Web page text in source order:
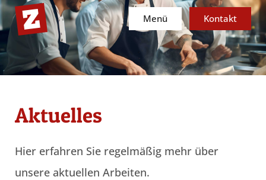
Menü Kontakt
Aktuelles
Hier erfahren Sie regelmäßig mehr über
unsere aktuellen Arbeiten.